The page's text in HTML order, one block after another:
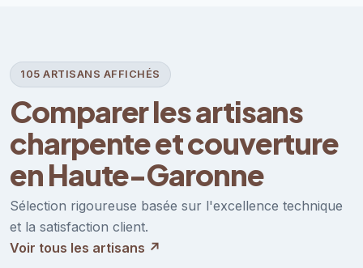
105 ARTISANS AFFICHÉS
Comparer les artisans
charpente et couverture
en Haute-Garonne
Sélection rigoureuse basée sur l'excellence technique
et la satisfaction client.
Voir tous les artisans ↗